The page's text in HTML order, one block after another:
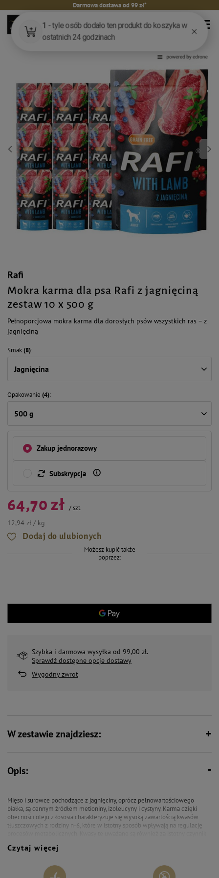
Darmowa dostawa od 99 zł*
Rafi
Mokra karma dla psa Rafi z jagnięciną
zestaw 10 x 500 g
Pełnoporcjowa mokra karma dla dorosłych psów wszystkich ras – z
jagnięciną
Smak(8)
Jagnięcina
Opakowanie (4)
500 g
Zakup jednorazowy
Subskrypcja
64,70 zł /szt.
12,94 zł / kg
Dodaj do ulubionych
Możesz kupić także
poprzez:
Szybka i darmowa wysyłka od 99,00 zł.
Sprawdź dostępne opcje dostawy
Wygodny zwrot
W zestawie znajdziesz:
Opis:
Mięso i surowce pochodzące z jagnięciny, oprócz pełnowartościowego
białka, są cennym źródłem metioniny, izoleucyny i cystyny. Karma dzięki
obecności oleju z łososia charakteryzuje się wysoką zawartością kwasów
tłuszczowych z rodziny n-6, które w istotny sposób wpływają na regulację
jagnięciną zapewnia odpowiednie zmineralizowanie kości i zębów. Żurawina
przeciwzapalne, a tymianek stymuluje wydzielanie soków trawiennych.
Czytaj więcej